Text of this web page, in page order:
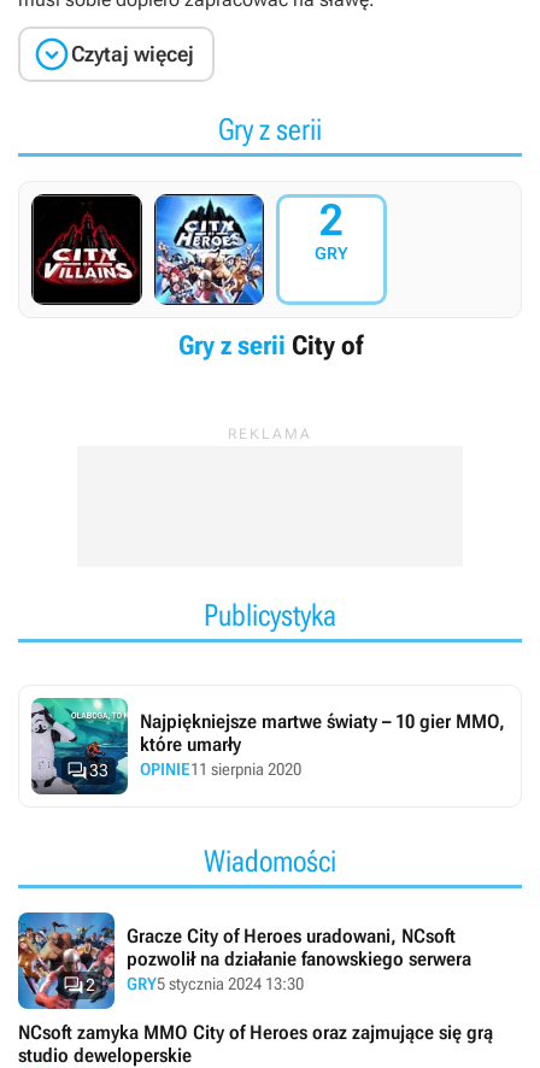
Czytaj więcej
Gry z serii
2
GRY
Gry z serii City of
Publicystyka
33
Najpiękniejsze martwe światy – 10 gier MMO,
które umarły
OPINIE11 sierpnia 2020
Wiadomości
2
Gracze City of Heroes uradowani, NCsoft
pozwolił na działanie fanowskiego serwera
GRY5 stycznia 2024 13:30
NCsoft zamyka MMO City of Heroes oraz zajmujące się grą
studio deweloperskie